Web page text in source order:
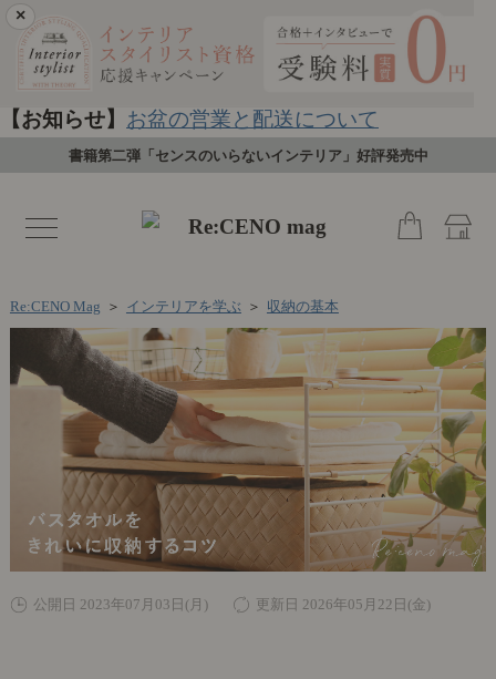
×
【お知らせ】 お盆の営業と配送について
書籍第二弾「センスのいらないインテリア」好評発売中
toggle
navigation
Re:CENO Mag ＞ インテリアを学ぶ ＞ 収納の基本
公開日 2023年07月03日(月) 更新日 2026年05月22日(金)